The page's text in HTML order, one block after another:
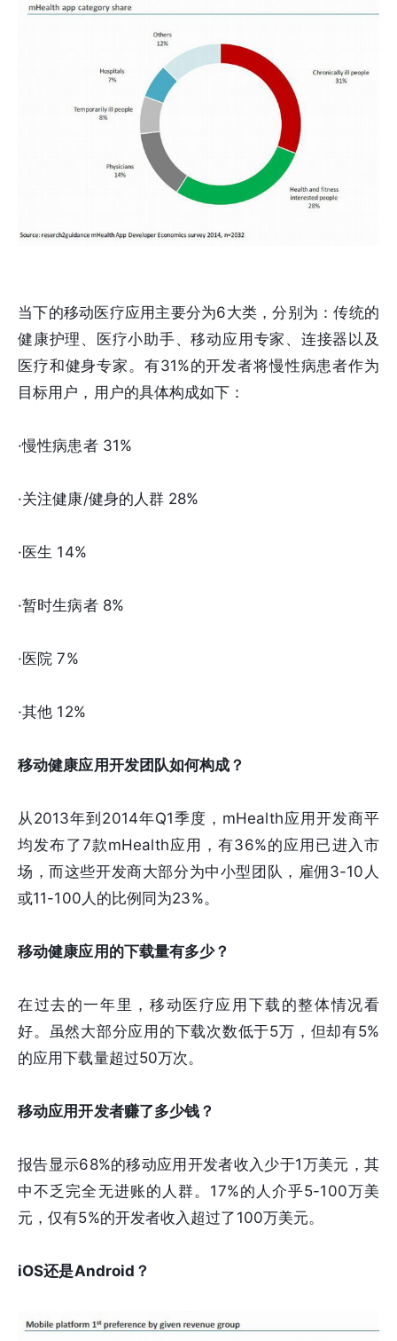
当下的移动医疗应用主要分为6大类，分别为：传统的
健康护理、医疗小助手、移动应用专家、连接器以及
医疗和健身专家。有31%的开发者将慢性病患者作为
目标用户，用户的具体构成如下：
·慢性病患者 31%
·关注健康/健身的人群 28%
·医生 14%
·暂时生病者 8%
·医院 7%
·其他 12%
移动健康应用开发团队如何构成？
从2013年到2014年Q1季度，mHealth应用开发商平
均发布了7款mHealth应用，有36%的应用已进入市
场，而这些开发商大部分为中小型团队，雇佣3-10人
或11-100人的比例同为23%。
移动健康应用的下载量有多少？
在过去的一年里，移动医疗应用下载的整体情况看
好。虽然大部分应用的下载次数低于5万，但却有5%
的应用下载量超过50万次。
移动应用开发者赚了多少钱？
报告显示68%的移动应用开发者收入少于1万美元，其
中不乏完全无进账的人群。17%的人介乎5-100万美
元，仅有5%的开发者收入超过了100万美元。
iOS还是Android？